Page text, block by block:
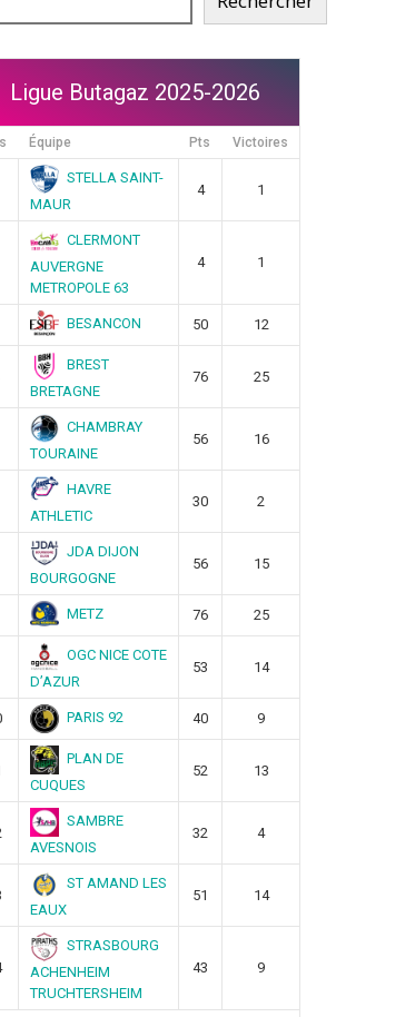
Ligue Butagaz 2025-2026
Équipe Pts Victoires
STELLA SAINT-
MAUR
4 1
CLERMONT
AUVERGNE
METROPOLE 63
4 1
BESANCON 50 12
BREST
BRETAGNE
76 25
CHAMBRAY
TOURAINE
56 16
HAVRE
ATHLETIC
30 2
JDA DIJON
BOURGOGNE
56 15
METZ 76 25
OGC NICE COTE
D’AZUR
53 14
PARIS 92 40 9
PLAN DE
CUQUES
52 13
SAMBRE
AVESNOIS
32 4
ST AMAND LES
EAUX
51 14
STRASBOURG
ACHENHEIM
TRUCHTERSHEIM
43 9